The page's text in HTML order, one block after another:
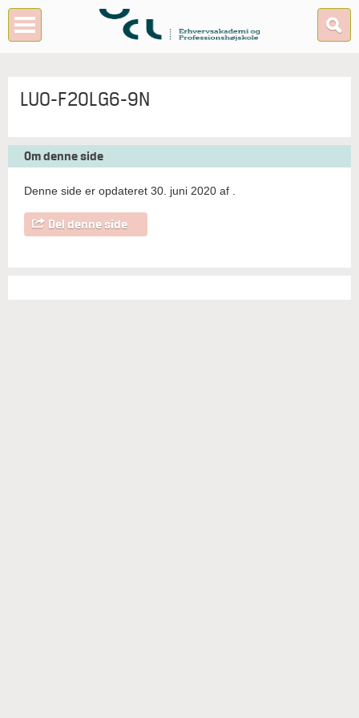
LUO-F20LG6-9N
Om denne side
Denne side er opdateret 30. juni 2020 af
Del denne side